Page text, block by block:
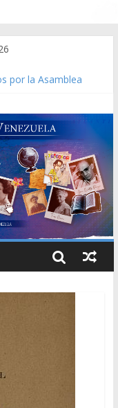
por la Asamblea
año CXXXIII Mes V,
Bor